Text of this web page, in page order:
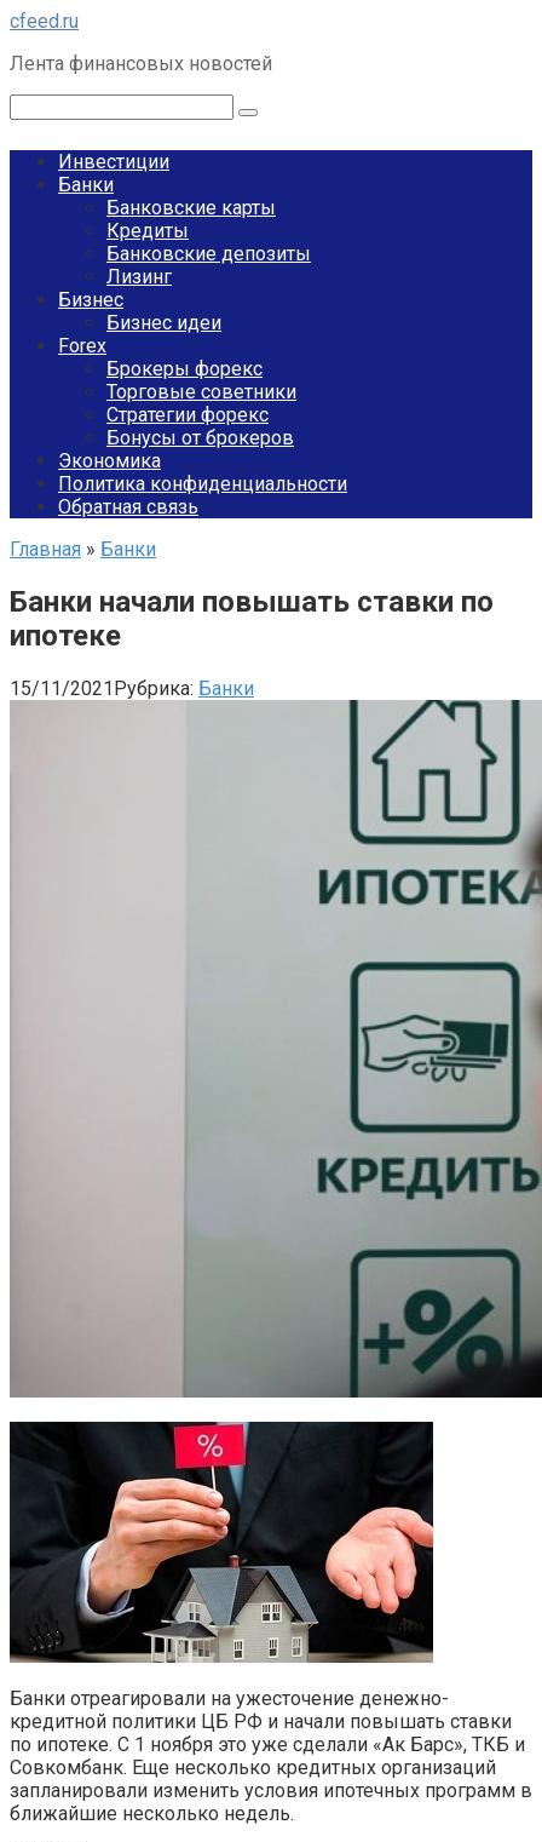
Перейти
контенту
cfeed.ru
Лента финансовых новостей
Инвестиции
Банки
Банковские карты
Кредиты
Банковские депозиты
Лизинг
Бизнес
Бизнес идеи
Forex
Брокеры форекс
Торговые советники
Стратегии форекс
Бонусы от брокеров
Экономика
Политика конфиденциальности
Обратная связь
Главная » Банки
Банки начали повышать ставки по
ипотеке
15/11/2021Рубрика: Банки
Банки отреагировали на ужесточение денежно-
кредитной политики ЦБ РФ и начали повышать ставки
по ипотеке. С 1 ноября это уже сделали «Ак Барс», ТКБ и
Совкомбанк. Еще несколько кредитных организаций
запланировали изменить условия ипотечных программ в
ближайшие несколько недель.